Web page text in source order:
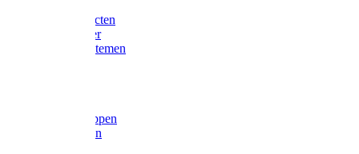
Tuin producten
Fruitplukker
Ophangsystemen
Betonschoppen
Schepbatsen